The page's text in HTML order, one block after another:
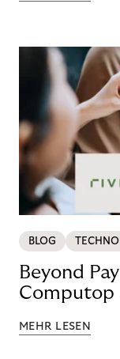
BLOG
Beyond
Computop
MEHR LESEN